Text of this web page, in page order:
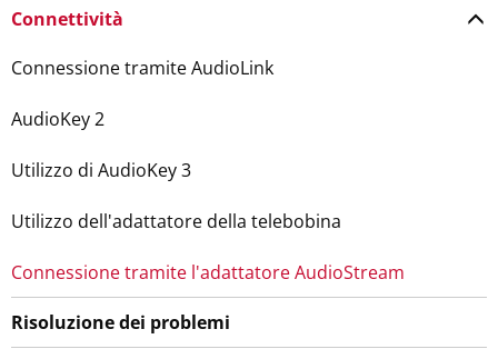
Connettività
Connessione tramite AudioLink
AudioKey 2
Utilizzo di AudioKey 3
Utilizzo dell'adattatore della telebobina
Connessione tramite l'adattatore AudioStream
Risoluzione dei problemi